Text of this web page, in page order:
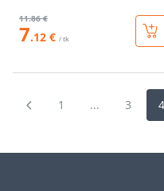
11.86 €
7.12 € / tk
1 ... 3 4